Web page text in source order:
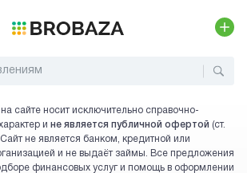
сайте носит исключительно справочно-
и не является публичной офертой (ст.
не является банком, кредитной или
и не выдаёт займы. Все предложения
финансовых услуг и помощь в оформлении